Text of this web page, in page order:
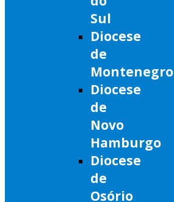
Sul
Diocese
de
Montenegro
Diocese
de
Novo
Hamburgo
Diocese
de
Osório